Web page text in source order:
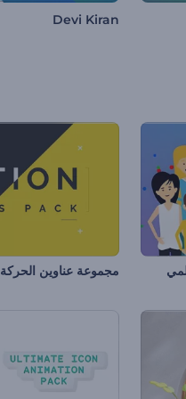
Devi Kiran
مجموعة عناوين الحركة